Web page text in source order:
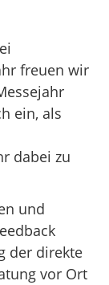
freuen wir
ein, als
dabei zu
und
der direkte
vor Ort